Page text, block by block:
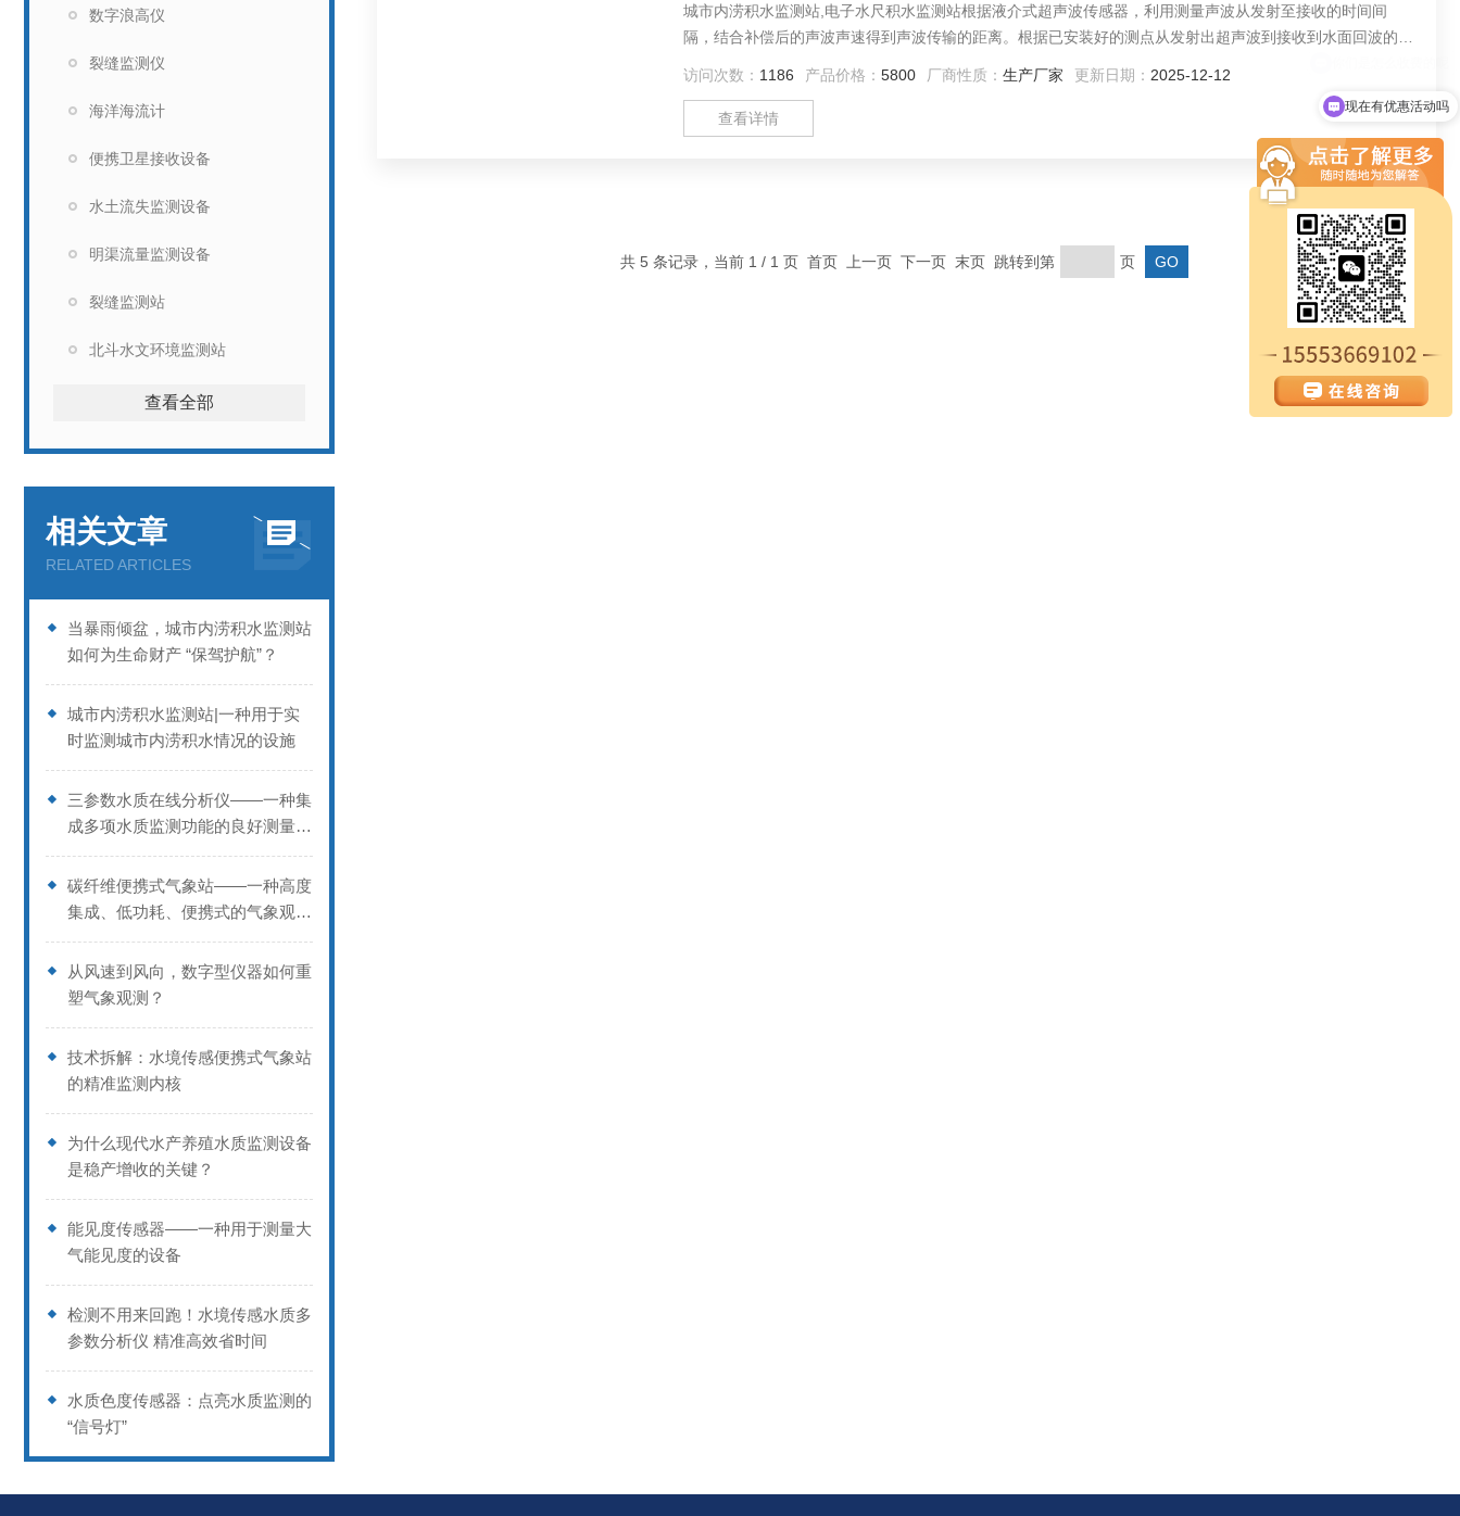
数字浪高仪
裂缝监测仪
海洋海流计
便携卫星接收设备
水土流失监测设备
明渠流量监测设备
裂缝监测站
北斗水文环境监测站
查看全部
相关文章
RELATED ARTICLES
当暴雨倾盆，城市内涝积水监测站
如何为生命财产 “保驾护航”？
城市内涝积水监测站|一种用于实
时监测城市内涝积水情况的设施
三参数水质在线分析仪——一种集
成多项水质监测功能的良好测量设
备
碳纤维便携式气象站——一种高度
集成、低功耗、便携式的气象观测
设备
从风速到风向，数字型仪器如何重
塑气象观测？
技术拆解：水境传感便携式气象站
的精准监测内核
为什么现代水产养殖水质监测设备
是稳产增收的关键？
能见度传感器——一种用于测量大
气能见度的设备
检测不用来回跑！水境传感水质多
参数分析仪 精准高效省时间
水质色度传感器：点亮水质监测的
“信号灯”
城市内涝积水监测站,电子水尺积水监测站根据液介式超声波传感器，利用测量声波从发射至接收的时间间
隔，结合补偿后的声波声速得到声波传输的距离。根据已安装好的测点从发射出超声波到接收到水面回波的时
访问次数： 1186 产品价格： 5800 厂商性质： 生产厂家 更新日期： 2025-12-12
查看详情
共 5 条记录，当前 1 / 1 页 首页 上一页 下一页 末页 跳转到第 页
现在有优惠活动吗